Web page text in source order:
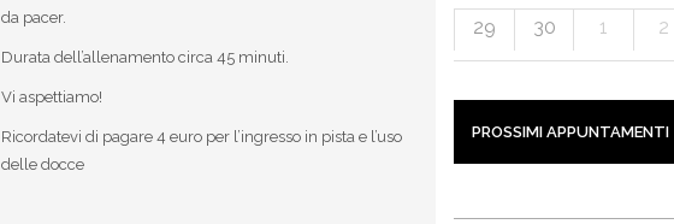
da pacer.
Durata dell’allenamento circa 45 minuti.
Vi aspettiamo!
Ricordatevi di pagare 4 euro per l’ingresso in pista e l’uso
delle docce
29 30 1 2
PROSSIMI APPUNTAMENTI